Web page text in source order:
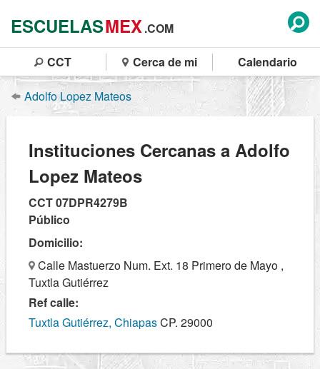
ESCUELASMEX.COM
CCT Cerca de mi Calendario
Adolfo Lopez Mateos
Instituciones Cercanas a Adolfo
Lopez Mateos
CCT 07DPR4279B
Público
Domicilio:
Calle Mastuerzo Num. Ext. 18 Primero de Mayo ,
Tuxtla Gutiérrez
Ref calle:
Tuxtla Gutiérrez, ChiapasCP. 29000